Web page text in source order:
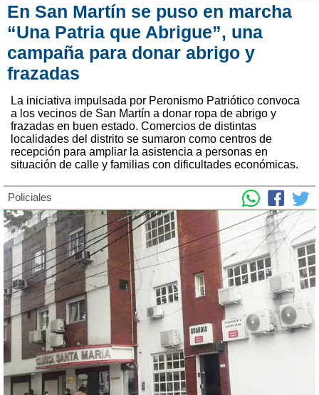
En San Martín se puso en marcha
“Una Patria que Abrigue”, una
campaña para donar abrigo y
frazadas
La iniciativa impulsada por Peronismo Patriótico convoca
a los vecinos de San Martín a donar ropa de abrigo y
frazadas en buen estado. Comercios de distintas
localidades del distrito se sumaron como centros de
recepción para ampliar la asistencia a personas en
situación de calle y familias con dificultades económicas.
Policiales